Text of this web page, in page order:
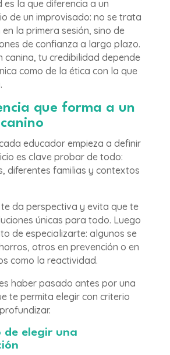
es la que diferencia a un
de un improvisado: no se trata
la primera sesión, sino de
de confianza a largo plazo.
canina, tu credibilidad depende
como de la ética con la que
que forma a un
educador empieza a definir
es clave probar de todo:
diferentes familias y contextos
da perspectiva y evita que te
únicas para todo. Luego
de especializarte: algunos se
otros en prevención o en
como la reactividad.
haber pasado antes por una
te permita elegir con criterio
de elegir una